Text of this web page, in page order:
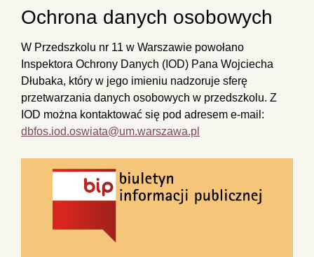
Ochrona danych osobowych
W Przedszkolu nr 11 w Warszawie powołano
Inspektora Ochrony Danych (IOD) Pana Wojciecha
Dłubaka, który w jego imieniu nadzoruje sferę
przetwarzania danych osobowych w przedszkolu. Z
IOD można kontaktować się pod adresem e-mail:
dbfos.iod.oswiata@um.warszawa.pl